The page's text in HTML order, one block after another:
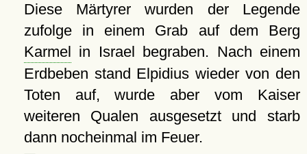
Diese Märtyrer wurden der Legende
zufolge in einem Grab auf dem Berg
Karmel in Israel begraben. Nach einem
Erdbeben stand Elpidius wieder von den
Toten auf, wurde aber vom Kaiser
weiteren Qualen ausgesetzt und starb
dann nocheinmal im Feuer.